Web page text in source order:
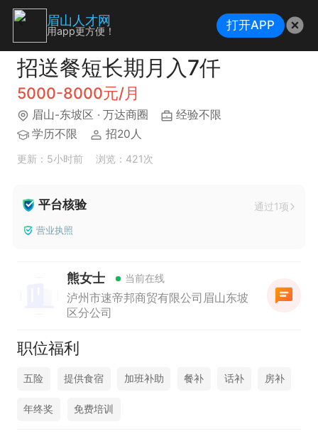
招送餐短长期月入7仟
5000-8000元/月
眉山-东坡区 · 万达商圈
经验不限
学历不限
招20人
更新：5小时前 浏览：421次
平台核验 通过1项
营业执照
熊女士 当前在线
泸州市速帝邦商贸有限公司眉山东坡
区分公司
职位福利
五险 提供食宿 加班补助 餐补 话补 房补
年终奖 免费培训
眉山人才网
用app更方便！ 打开APP